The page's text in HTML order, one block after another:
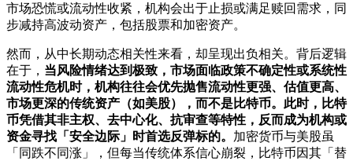
市场恐慌或流动性收紧，机构会出于止损或满足赎回需求，同
步减持高波动资产，包括股票和加密资产。
然而，从中长期动态相关性来看，却呈现出负相关。背后逻辑
在于， 当风险情绪达到极致，市场面临政策不确定性或系统性
流动性危机时，机构往往会优先抛售流动性更强、估值更高、
市场更深的传统资产（如美股），而不是比特币。此时，比特
币凭借其非主权、去中心化、抗审查等特性，反而成为机构或
资金寻找「安全边际」时首选反弹标的。 加密货币与美股虽
「同跌不同涨」，但每当传统体系信心崩裂，比特币因其「替